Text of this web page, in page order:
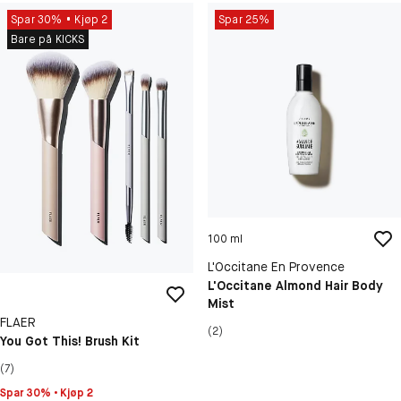
Spar 30%
Kjøp 2
Bare på KICKS
FLAER
You Got This! Brush Kit
(7)
Spar 30% • Kjøp 2
Spar 25%
100 ml
L'Occitane En Provence
L'Occitane Almond Hair Body
Mist
(2)